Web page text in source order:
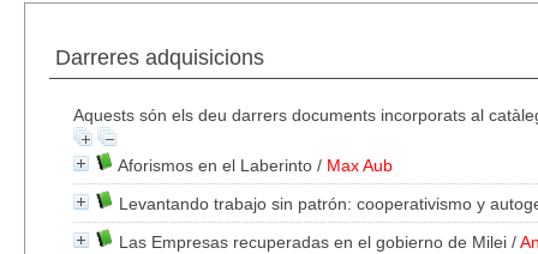
Darreres adquisicions
Aquests són els deu darrers documents incorporats al
Aforismos en el Laberinto / Max Aub
Levantando trabajo sin patrón: cooperativismo y
Las Empresas recuperadas en el gobierno de Milei /